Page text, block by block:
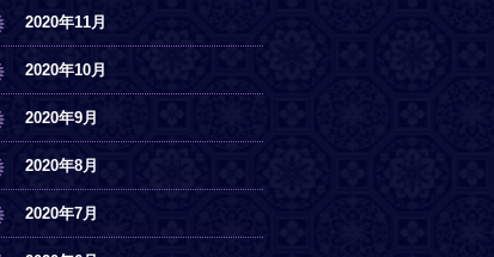
2020年11月
2020年10月
2020年9月
2020年8月
2020年7月